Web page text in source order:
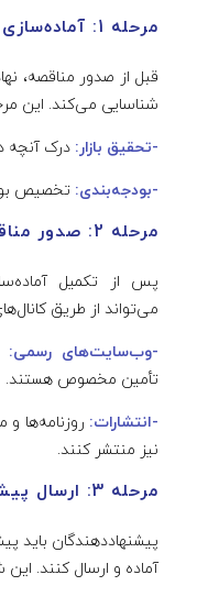
مرحله 1: آماده‌سازی قبل از مناقصه
قبل از صدور مناقصه،
شناسایی می‌کند. این
-تحقیق بازار: درک آنچه
-بودجه‌بندی: تخصیص
مرحله 2: صدور مناقصه
پس از تکمیل
می‌تواند از طریق
-وب‌سایت‌های رسمی:
تأمین مخصوص هستند.
-انتشارات: روزنامه‌ها
نیز منتشر کنند.
مرحله 3: ارسال پیشنهاد
پیشنهاددهندگان باید
آماده و ارسال کنند. این